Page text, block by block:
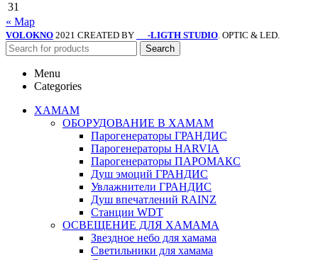
31
« Мар
VOLOKNO 2021 CREATED BY -LIGTH STUDIO. OPTIC & LED.
Search
Menu
Categories
ХАМАМ
ОБОРУДОВАНИЕ В ХАМАМ
Парогенераторы ГРАНДИС
Парогенераторы HARVIA
Парогенераторы ПАРОМАКС
Душ эмоций ГРАНДИС
Увлажнители ГРАНДИС
Душ впечатлений RAINZ
Станции WDT
ОСВЕЩЕНИЕ ДЛЯ ХАМАМА
Звездное небо для хамама
Светильники для хамама